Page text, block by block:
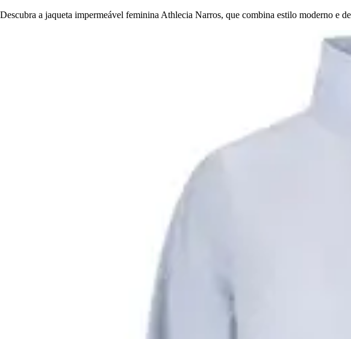
Descubra a jaqueta impermeável feminina Athlecia Narros, que combina estilo moderno e